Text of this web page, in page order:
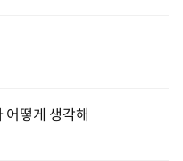
어떻게 생각해